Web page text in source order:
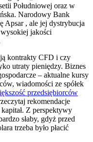
Południowej oraz w
Narodowy Bank
Apsar , ale jej dystrybucja
jakości
kontrakty CFD i czy
utraty pieniędzy. Biznes
– aktualne kursy
wiadomości ze spółek
przedsiębiorców
rekomendacje
Z perspektywy
słaby, gdyż przed
trzeba było płacić